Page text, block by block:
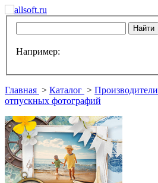
Например:
Главная > Каталог > Производители
отпускных фотографий